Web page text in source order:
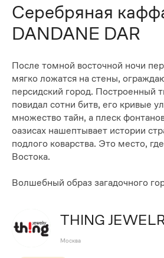
Серебряная
DANDANE DAR
После томной восточной ночи
мягко ложатся на стены,
персидский город. Построенный
повидал сотни битв, его кривые
множество тайн, а плеск
оазисах нашептывает истории
подлого коварства. Это место,
Востока.
Волшебный образ загадочного
THING
Москва